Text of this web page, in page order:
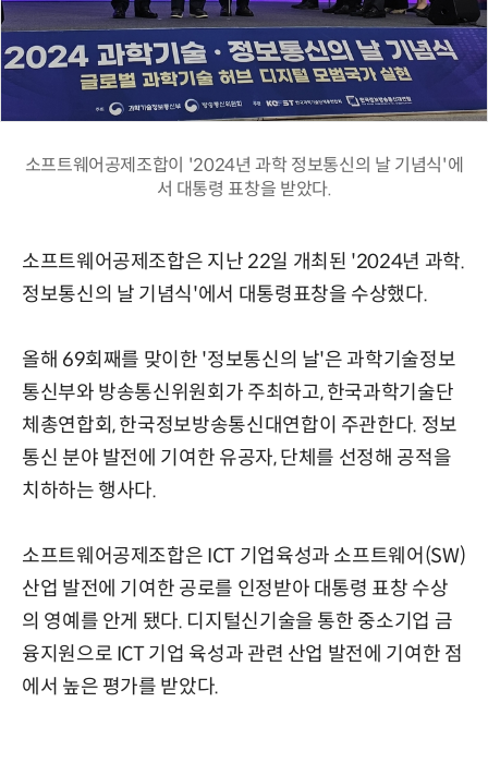
소프트웨어공제조합이 '2024년 과학 정보통신의 날 기념식'에
서 대통령 표창을 받았다.
소프트웨어공제조합은 지난 22일 개최된 '2024년 과학.
정보통신의 날 기념식'에서 대통령표창을 수상했다.
올해 69회째를 맞이한 '정보통신의 날'은 과학기술정보
통신부와 방송통신위원회가 주최하고, 한국과학기술단
체총연합회, 한국정보방송통신대연합이 주관한다. 정보
통신 분야 발전에 기여한 유공자, 단체를 선정해 공적을
치하하는 행사다.
소프트웨어공제조합은 ICT 기업육성과 소프트웨어(SW)
산업 발전에 기여한 공로를 인정받아 대통령 표창 수상
의 영예를 안게 됐다. 디지털신기술을 통한 중소기업 금
융지원으로 ICT 기업 육성과 관련 산업 발전에 기여한 점
에서 높은 평가를 받았다.